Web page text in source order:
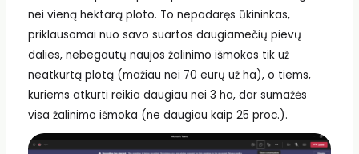
nei vieną hektarą ploto. To nepadaręs ūkininkas,
priklausomai nuo savo suartos daugiamečių pievų
dalies, nebegautų naujos žalinimo išmokos tik už
neatkurtą plotą (mažiau nei 70 eurų už ha), o tiems,
kuriems atkurti reikia daugiau nei 3 ha, dar sumažės
visa žalinimo išmoka (ne daugiau kaip 25 proc.).